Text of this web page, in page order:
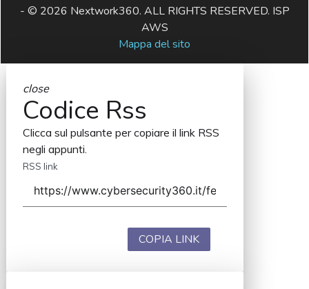
- © 2026 Nextwork360. ALL RIGHTS RESERVED. ISP
AWS
Mappa del sito
close
Codice Rss
Clicca sul pulsante per copiare il link RSS
negli appunti.
RSS link
COPIA LINK